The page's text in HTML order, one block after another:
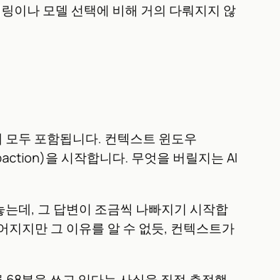
이나 모델 선택에 비해 거의 다뤄지지 않
모두 포함됩니다. 컨텍스트 윈도우
을 시작합니다. 무엇을 버릴지는 AI
데, 그 답변이 조금씩 나빠지기 시작합
지만 그 이유를 알 수 없듯, 컨텍스트가